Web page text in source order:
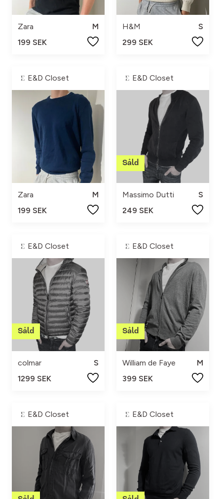
Zara
M
199 SEK
H&M
S
299 SEK
E&D Closet
Zara
M
199 SEK
E&D Closet
Massimo Dutti
S
249 SEK
E&D Closet
colmar
S
1299 SEK
E&D Closet
William de Faye
M
399 SEK
E&D Closet E&D Closet